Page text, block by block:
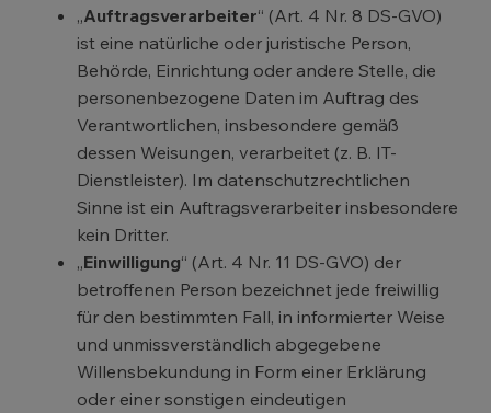
„Auftragsverarbeiter“ (Art. 4 Nr. 8 DS-GVO)
ist eine natürliche oder juristische Person,
Behörde, Einrichtung oder andere Stelle, die
personenbezogene Daten im Auftrag des
Verantwortlichen, insbesondere gemäß
dessen Weisungen, verarbeitet (z. B. IT-
Dienstleister). Im datenschutzrechtlichen
Sinne ist ein Auftragsverarbeiter insbesondere
kein Dritter.
„Einwilligung“ (Art. 4 Nr. 11 DS-GVO) der
betroffenen Person bezeichnet jede freiwillig
für den bestimmten Fall, in informierter Weise
und unmissverständlich abgegebene
Willensbekundung in Form einer Erklärung
oder einer sonstigen eindeutigen